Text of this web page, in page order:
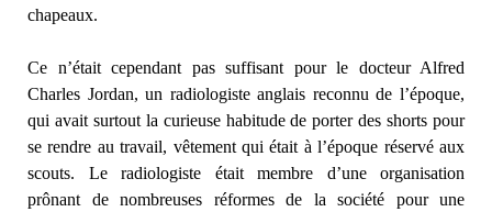
chapeaux.
Ce n’était cependant pas suffisant pour le docteur Alfred
Charles Jordan, un radiologiste anglais reconnu de l’époque,
qui avait surtout la curieuse habitude de porter des shorts pour
se rendre au travail, vêtement qui était à l’époque réservé aux
scouts. Le radiologiste était membre d’une organisation
prônant de nombreuses réformes de la société pour une